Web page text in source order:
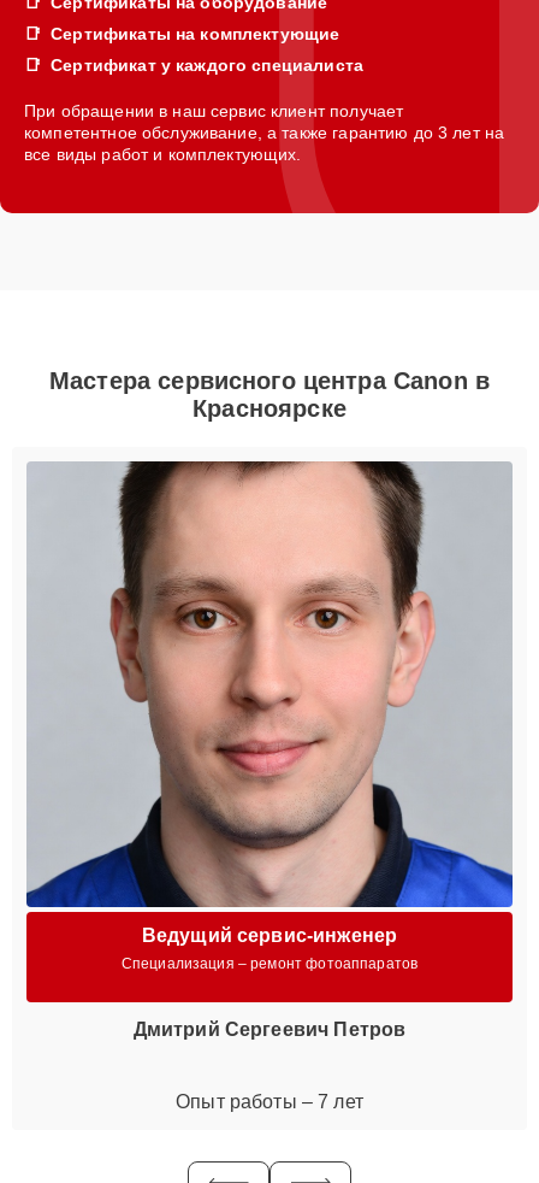
Сертификаты на комплектующие
Сертификат у каждого специалиста
При обращении в наш сервис клиент получает
компетентное обслуживание, а также гарантию до 3 лет на
все виды работ и комплектующих.
Мастера сервисного центра Canon в
Красноярске
Ведущий сервис-инженер
Специализация – ремонт фотоаппаратов
Дмитрий Сергеевич Петров
Опыт работы – 7 лет